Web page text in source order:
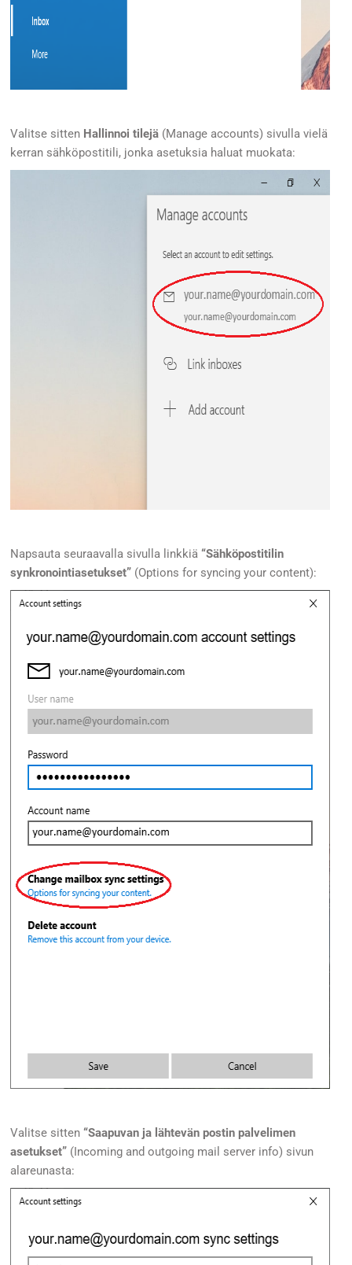
Valitse sitten Hallinnoi tilejä (Manage accounts) sivulla vielä
kerran sähköpostitili, jonka asetuksia haluat muokata:
Napsauta seuraavalla sivulla linkkiä“Sähköpostitilin
synkronointiasetukset” (Options for syncing your content):
Valitse sitten“Saapuvan ja lähtevän postin palvelimen
asetukset” (Incoming and outgoing mail server info) sivun
alareunasta: